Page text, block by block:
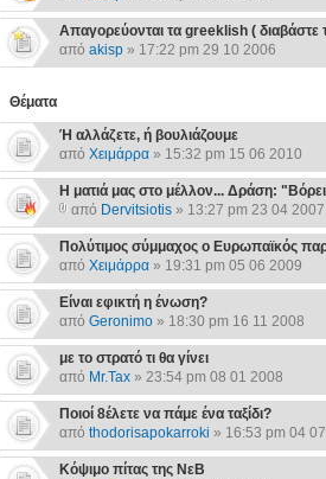
Απαγορεύονται τα greeklish ( διαβάστε
από akisp» 17:22 pm 29 10 2006
Θέματα
Ή αλλάζετε, ή βουλιάζουμε
από Χειμάρρα» 15:32 pm 15 06 2010
Η ματιά μας στο μέλλον... Δράση:
από Dervitsiotis» 13:27 pm 23 04 2007
Πολύτιμος σύμμαχος ο Ευρωπαϊκός
από Χειμάρρα» 19:31 pm 05 06 2009
Είναι εφικτή η ένωση?
από Geronimo» 18:30 pm 16 11 2008
με το στρατό τι θα γίνει
από Mr.Tax» 23:54 pm 08 01 2008
Ποιοί 8έλετε να πάμε ένα ταξίδι?
από thodorisapokarroki » 16:53 pm 04
Κόψιμο πίτας της ΝεΒ